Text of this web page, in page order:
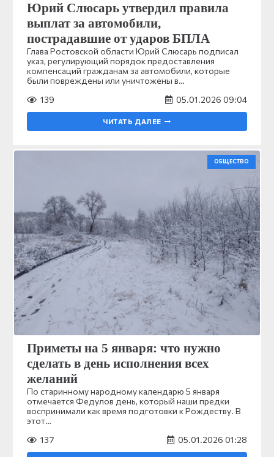
Юрий Слюсарь утвердил правила
выплат за автомобили,
пострадавшие от ударов БПЛА
Глава Ростовской области Юрий Слюсарь подписал
указ, регулирующий порядок предоставления
компенсаций гражданам за автомобили, которые
были повреждены или уничтожены в…
139
05.01.2026 09:04
ЧИТАТЬ ДАЛЕЕ
ОБЩЕСТВО
Приметы на 5 января: что нужно
сделать в день исполнения всех
желаний
По старинному народному календарю 5 января
отмечается Федулов день, который наши предки
воспринимали как время подготовки к Рождеству. В
этот…
137
05.01.2026 01:28